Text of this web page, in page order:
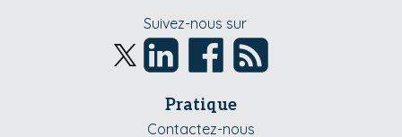
Suivez-nous sur
Pratique
Contactez-nous